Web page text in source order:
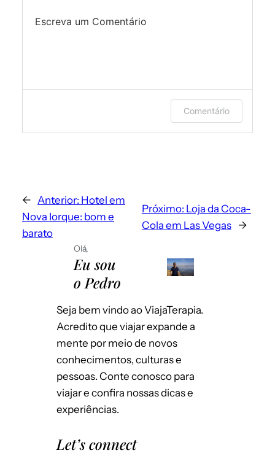
Escreva um Comentário
Faça login ou forneça seu nome e e-
mail para deixar um comentário.
Envie-me e-mails sobre novos posts.
Instantaneamente
Por dia
Por semana
Emails para novos comentários
Salvar meus dados neste navegador
para a próxima vez que eu comentar.
Comentário
← Anterior: Hotel em
Nova Iorque: bom e
barato
Próximo: Loja da Coca-
Cola em Las Vegas
→
Olá,
Eu sou
o Pedro
Seja bem vindo ao ViajaTerapia.
Acredito que viajar expande a
mente por meio de novos
conhecimentos, culturas e
pessoas. Conte conosco para
viajar e confira nossas dicas e
experiências.
Let’s connect